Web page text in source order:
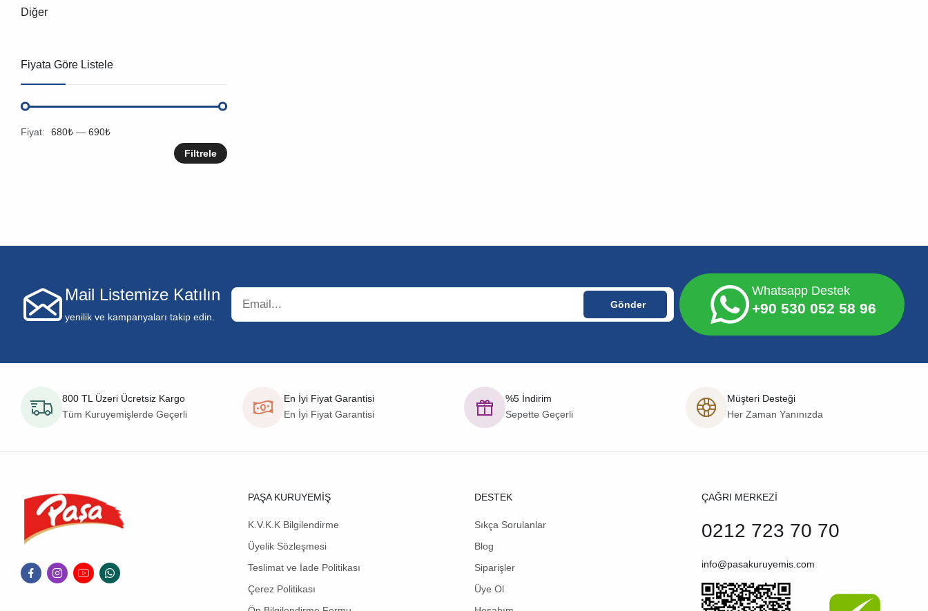
Diğer
Fiyata Göre Listele
Fiyat: 680₺ — 690₺
Filtrele
Mail Listemize Katılın
yenilik ve kampanyaları takip edin.
Whatsapp Destek
+90 530 052 58 96
800 TL Üzeri Ücretsiz Kargo
Tüm Kuruyemişlerde Geçerli
En İyi Fiyat Garantisi
En İyi Fiyat Garantisi
%5 İndirim
Sepette Geçerli
Müşteri Desteği
Her Zaman Yanınızda
PAŞA KURUYEMİŞ
K.V.K.K Bilgilendirme
Üyelik Sözleşmesi
Teslimat ve İade Politikası
Çerez Politikası
DESTEK
Sıkça Sorulanlar
Blog
Siparişler
Üye Ol
ÇAĞRI MERKEZİ
0212 723 70 70
info@pasakuruyemis.com